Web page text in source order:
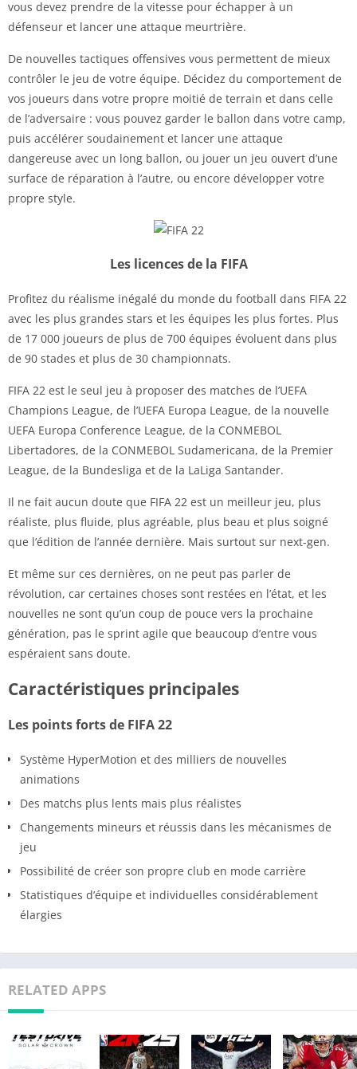
vous devez prendre de la vitesse pour échapper à un
défenseur et lancer une attaque meurtrière.
De nouvelles tactiques offensives vous permettent de mieux
contrôler le jeu de votre équipe. Décidez du comportement de
vos joueurs dans votre propre moitié de terrain et dans celle
de l’adversaire : vous pouvez garder le ballon dans votre camp,
puis accélérer soudainement et lancer une attaque
dangereuse avec un long ballon, ou jouer un jeu ouvert d’une
surface de réparation à l’autre, ou encore développer votre
propre style.
Les licences de la FIFA
Profitez du réalisme inégalé du monde du football dans FIFA 22
avec les plus grandes stars et les équipes les plus fortes. Plus
de 17 000 joueurs de plus de 700 équipes évoluent dans plus
de 90 stades et plus de 30 championnats.
FIFA 22 est le seul jeu à proposer des matches de l’UEFA
Champions League, de l’UEFA Europa League, de la nouvelle
UEFA Europa Conference League, de la CONMEBOL
Libertadores, de la CONMEBOL Sudamericana, de la Premier
League, de la Bundesliga et de la LaLiga Santander.
Il ne fait aucun doute que FIFA 22 est un meilleur jeu, plus
réaliste, plus fluide, plus agréable, plus beau et plus soigné
que l’édition de l’année dernière. Mais surtout sur next-gen.
Et même sur ces dernières, on ne peut pas parler de
révolution, car certaines choses sont restées en l’état, et les
nouvelles ne sont qu’un coup de pouce vers la prochaine
génération, pas le sprint agile que beaucoup d’entre vous
espéraient sans doute.
Caractéristiques principales
Les points forts de FIFA 22
Système HyperMotion et des milliers de nouvelles
animations
Des matchs plus lents mais plus réalistes
Changements mineurs et réussis dans les mécanismes de
jeu
Possibilité de créer son propre club en mode carrière
Statistiques d’équipe et individuelles considérablement
élargies
RELATED APPS